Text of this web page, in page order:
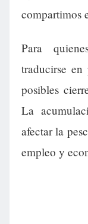
compartimos
Para
traducirse
posibles
La
afectar la
empleo y